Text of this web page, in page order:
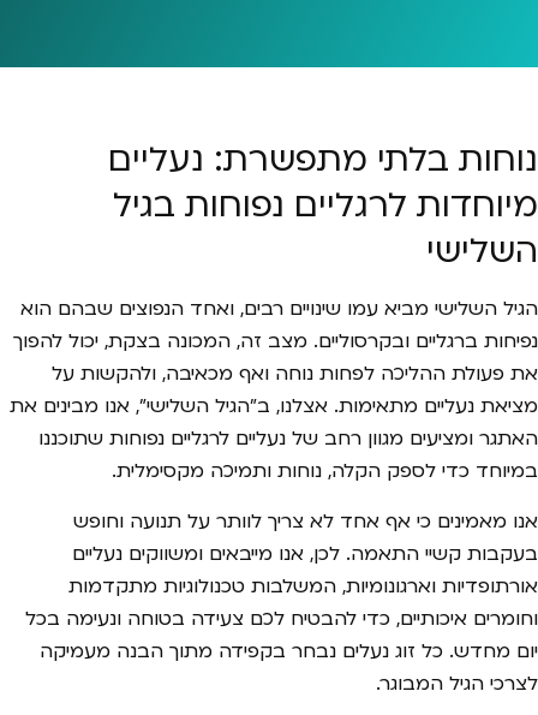
נוחות בלתי מתפשרת: נעליים
מיוחדות לרגליים נפוחות בגיל
השלישי
הגיל השלישי מביא עמו שינויים רבים, ואחד הנפוצים שבהם הוא
נפיחות ברגליים ובקרסוליים. מצב זה, המכונה בצקת, יכול להפוך
את פעולת ההליכה לפחות נוחה ואף מכאיבה, ולהקשות על
מציאת נעליים מתאימות. אצלנו, ב"הגיל השלישי", אנו מבינים את
האתגר ומציעים מגוון רחב של נעליים לרגליים נפוחות שתוכננו
במיוחד כדי לספק הקלה, נוחות ותמיכה מקסימלית.
אנו מאמינים כי אף אחד לא צריך לוותר על תנועה וחופש
בעקבות קשיי התאמה. לכן, אנו מייבאים ומשווקים נעליים
אורתופדיות וארגונומיות, המשלבות טכנולוגיות מתקדמות
וחומרים איכותיים, כדי להבטיח לכם צעידה בטוחה ונעימה בכל
יום מחדש. כל זוג נעלים נבחר בקפידה מתוך הבנה מעמיקה
לצרכי הגיל המבוגר.